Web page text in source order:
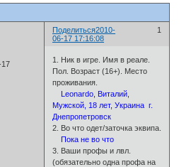
Поделиться 1
2010-
06-17 17:16:08
17
1. Ник в игре. Имя в реале.
Пол. Возраст (16+). Место
проживания.
Leonardo, Виталий,
Мужской, 18 лет, Украина г.
Днепропетровск
2. Во что одет/заточка эквипа.
Пока не во что
3. Ваши профы и лвл.
(обязательно одна профа на